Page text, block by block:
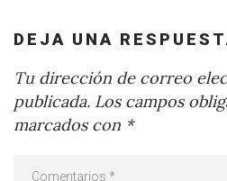
DEJA UNA
Tu dirección de correo
publicada. Los campos
marcados con *